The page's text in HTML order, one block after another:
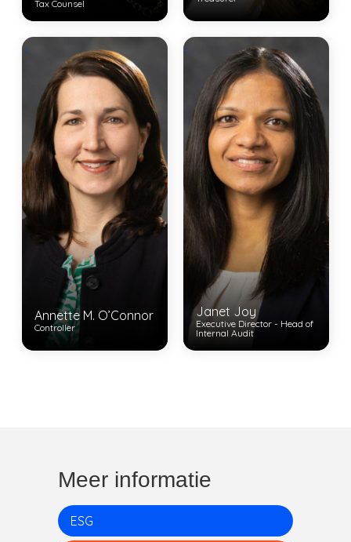
Tax Counsel
View Bio View Bio
...
Annette M. O’Connor
Controller
...
Janet Joy
Executive Director - Head of
Internal Audit
Meer informatie
ESG